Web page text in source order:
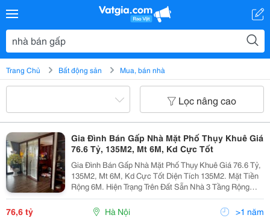
Trang Chủ Bất động sản Mua, bán nhà
Lọc nâng cao
Gia Đình Bán Gấp Nhà Mặt Phố Thụy Khuê Giá
76.6 Tỷ, 135M2, Mt 6M, Kd Cực Tốt
Gia Đình Bán Gấp Nhà Mặt Phố Thụy Khuê Giá 76.6 Tỷ,
135M2, Mt 6M, Kd Cực Tốt Diện Tích 135M2. Mặt Tiền
Rộng 6M. Hiện Trạng Trên Đất Sẵn Nhà 3 Tầng Rộng
Rãi. Thích Hợp Xây Dựng Tòa Nhà Căn Hộ Cho Người
Nước Ngoài Thuê, Khách Sạn, Trụ Sở Công Ty. -...
76,6 tỷ Hà Nội >1 năm